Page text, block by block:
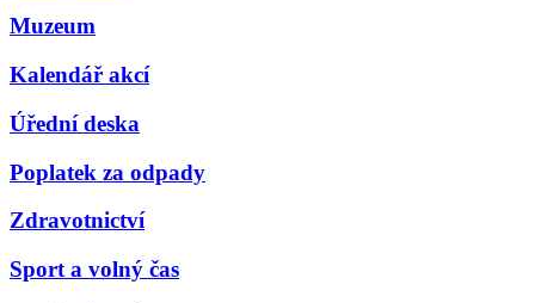
Muzeum
Kalendář akcí
Úřední deska
Poplatek za odpady
Zdravotnictví
Sport a volný čas